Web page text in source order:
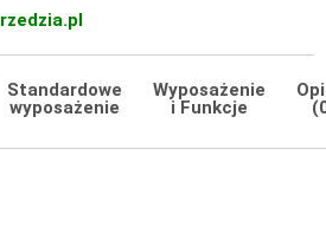
Standardowe
wyposażenie
Wyposażenie
i Funkcje